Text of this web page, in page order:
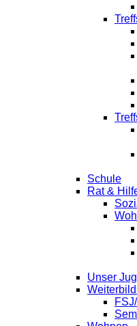
Schule
Rat &
Unser